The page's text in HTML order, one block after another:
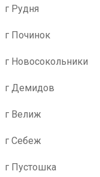
г Рудня
г Починок
г Новосокольники
г Демидов
г Велиж
г Себеж
г Пустошка